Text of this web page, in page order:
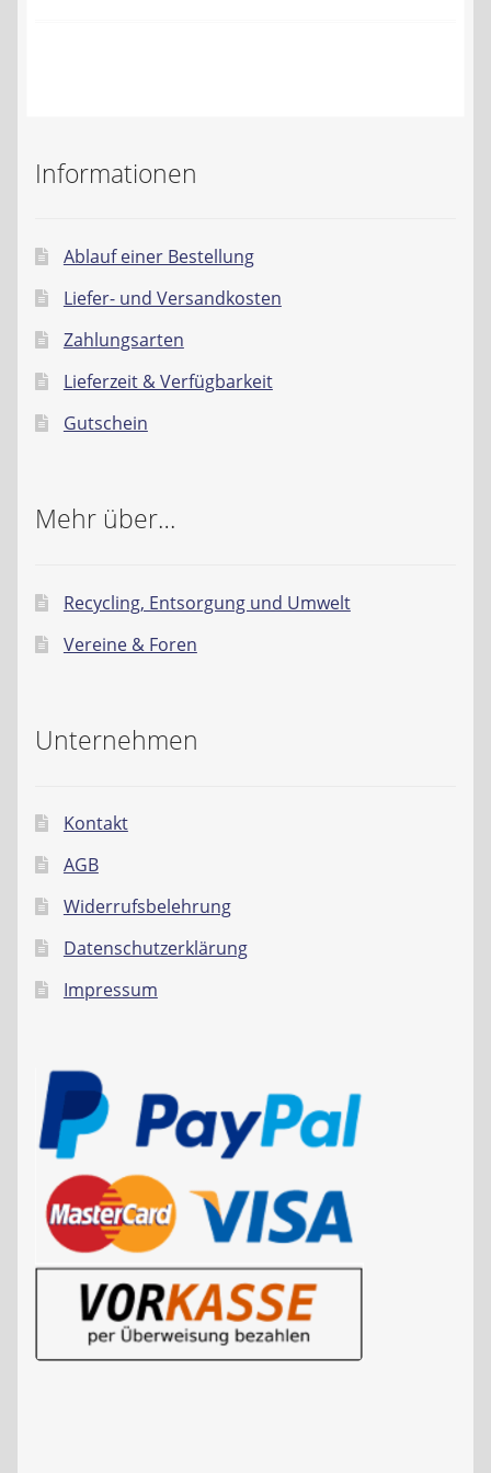
Datenschutzerklärung
Impressum
Informationen
Ablauf einer Bestellung
Liefer- und Versandkosten
Zahlungsarten
Lieferzeit & Verfügbarkeit
Gutschein
Mehr über…
Recycling, Entsorgung und Umwelt
Vereine & Foren
Unternehmen
Kontakt
AGB
Widerrufsbelehrung
Datenschutzerklärung
Impressum